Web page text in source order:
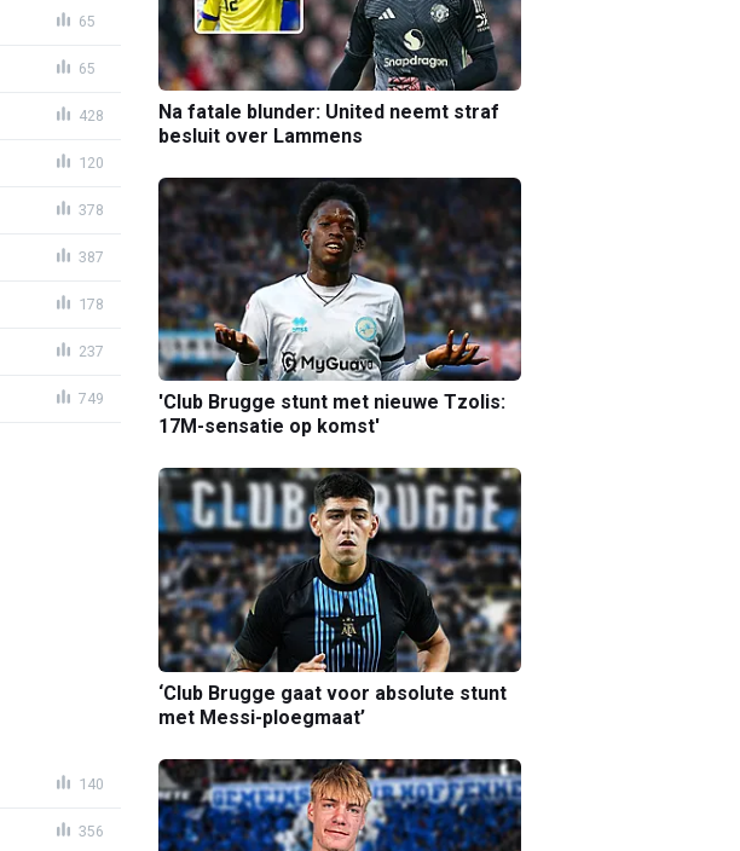
65
65
428
120
378
387
178
237
749
140
356
Na fatale blunder: United neemt straf
besluit over Lammens
'Club Brugge stunt met nieuwe Tzolis:
17M-sensatie op komst'
‘Club Brugge gaat voor absolute stunt
met Messi-ploegmaat’